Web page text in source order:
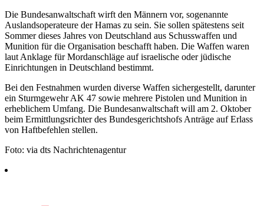
Die Bundesanwaltschaft wirft den Männern vor, sogenannte
Auslandsoperateure der Hamas zu sein. Sie sollen spätestens seit
Sommer dieses Jahres von Deutschland aus Schusswaffen und
Munition für die Organisation beschafft haben. Die Waffen waren
laut Anklage für Mordanschläge auf israelische oder jüdische
Einrichtungen in Deutschland bestimmt.
Bei den Festnahmen wurden diverse Waffen sichergestellt, darunter
ein Sturmgewehr AK 47 sowie mehrere Pistolen und Munition in
erheblichem Umfang. Die Bundesanwaltschaft will am 2. Oktober
beim Ermittlungsrichter des Bundesgerichtshofs Anträge auf Erlass
von Haftbefehlen stellen.
Foto: via dts Nachrichtenagentur